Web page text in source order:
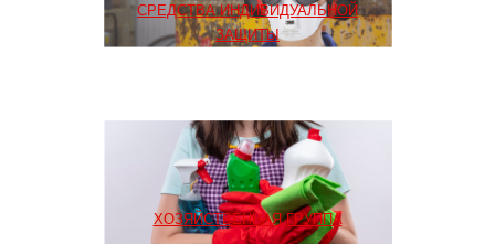
СРЕДСТВА ИНДИВИДУАЛЬНОЙ
ЗАЩИТЫ
ХОЗЯЙСТВЕННАЯ ГРУППА